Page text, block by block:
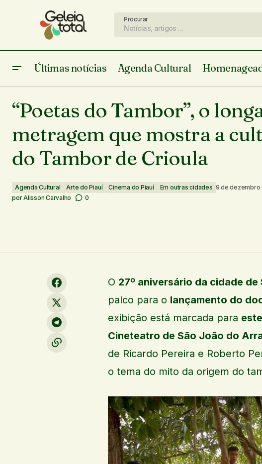
Procurar
Últimas notícias Agenda Cultural
Ribeiro se tornará o primeiro Mestre
Cavaquinista do Piauí
Cinema do Piauí
Em outras
“Poetas do Tambor”, o
metragem que mostra a
do Tambor de Crioula
Agenda Cultural Arte do Piauí Cinema do Piauí Em outras cidades 9 de dezembro
porAlisson Carvalho 0
O 27º aniversário da cidade
palco para o lançamento do
exibição está marcada para
Cineteatro de São João do
de Ricardo Pereira e Roberto
o tema do mito da origem do